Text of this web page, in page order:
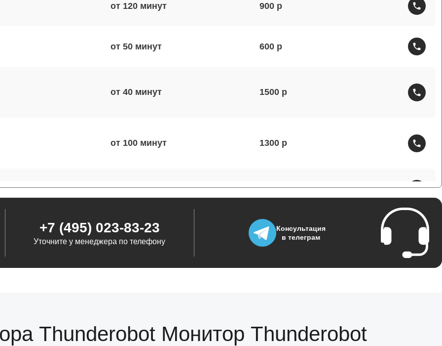
от 120 900
от 50 600
от 40 1500
от 100 1300
от 70 1800
от 110 700
от 60 1400
+7 (495) 023-83-23
Уточните у менеджера по телефону
Консультация
в телеграм
Thunderobot Монитор Thunderobot